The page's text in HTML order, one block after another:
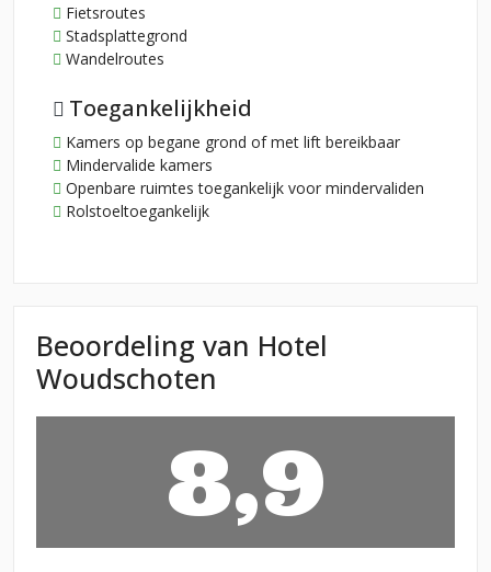
Fietsroutes
Stadsplattegrond
Wandelroutes
Toegankelijkheid
Kamers op begane grond of met lift bereikbaar
Mindervalide kamers
Openbare ruimtes toegankelijk voor mindervaliden
Rolstoeltoegankelijk
Beoordeling van Hotel
Woudschoten
8,9